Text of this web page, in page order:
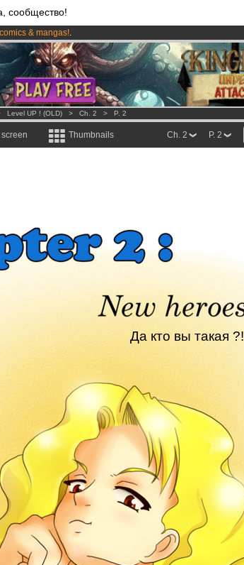
сообщество!
comics & mangas!.
per month !Get membership now
Level UP ! (OLD) > Ch. 2 > P. 2
screen Thumbnails P. 2
Ch. 2
Да кто вы такая ?!